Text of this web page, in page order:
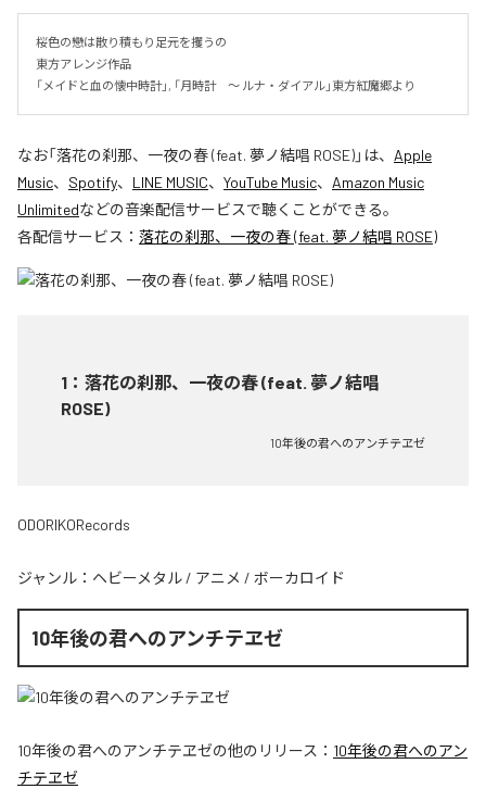
桜色の戀は散り積もり足元を攫うの
東方アレンジ作品
「メイドと血の懐中時計」, 「月時計　～ ルナ・ダイアル」東方紅魔郷より
なお「落花の刹那、一夜の春 (feat. 夢ノ結唱 ROSE)」は、 Apple
Music、 Spotify、 LINE MUSIC、 YouTube Music、 Amazon Music
Unlimitedなどの音楽配信サービスで聴くことができる。
各配信サービス： 落花の刹那、一夜の春 (feat. 夢ノ結唱 ROSE)
1 ： 落花の刹那、一夜の春 (feat. 夢ノ結唱
ROSE)
10年後の君へのアンチテヱゼ
ODORIKORecords
ジャンル： ヘビーメタル / アニメ / ボーカロイド
10年後の君へのアンチテヱゼ
10年後の君へのアンチテヱゼの他のリリース： 10年後の君へのアン
チテヱゼ